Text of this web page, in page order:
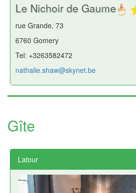
Le Nichoir de Gaume
rue Grande, 73
6760 Gomery
Tel: +3263582472
nathalie.shaw@skynet.be
Gîte
Latour